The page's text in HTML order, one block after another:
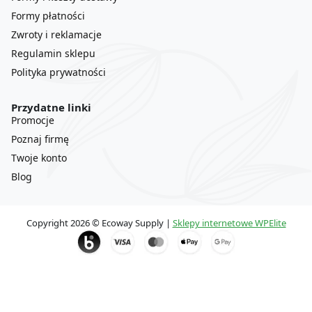
Formy płatności
Zwroty i reklamacje
Regulamin sklepu
Polityka prywatności
Przydatne linki
Promocje
Poznaj firmę
Twoje konto
Blog
Copyright 2026 © Ecoway Supply | Sklepy internetowe WPElite